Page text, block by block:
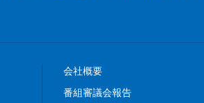
会社概要
番組審議会報告